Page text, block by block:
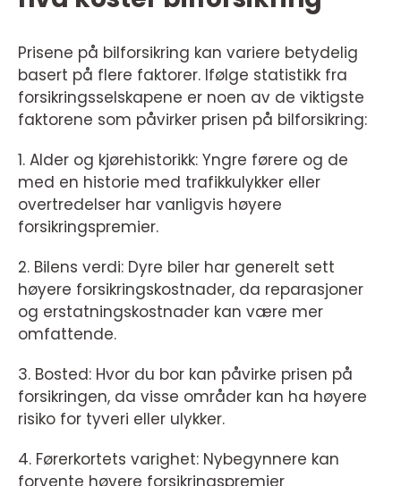
Prisene på bilforsikring kan variere betydelig
basert på flere faktorer. Ifølge statistikk fra
forsikringsselskapene er noen av de viktigste
faktorene som påvirker prisen på bilforsikring:
1. Alder og kjørehistorikk: Yngre førere og de
med en historie med trafikkulykker eller
overtredelser har vanligvis høyere
forsikringspremier.
2. Bilens verdi: Dyre biler har generelt sett
høyere forsikringskostnader, da reparasjoner
og erstatningskostnader kan være mer
omfattende.
3. Bosted: Hvor du bor kan påvirke prisen på
forsikringen, da visse områder kan ha høyere
risiko for tyveri eller ulykker.
4. Førerkortets varighet: Nybegynnere kan